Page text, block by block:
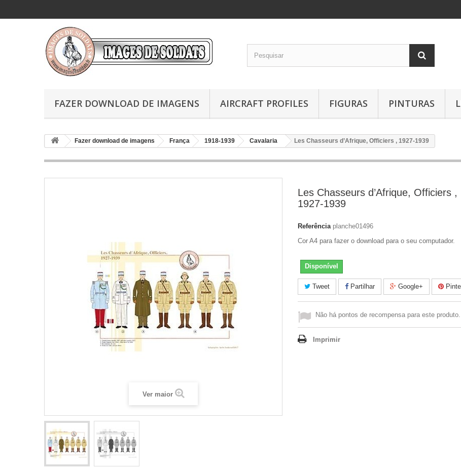
FAZER DOWNLOAD DE IMAGENS AIRCRAFT PROFILES FIGURAS PINTURAS
Fazer download de imagens França 1918-1939 Cavalaria Les Chasseurs d’Afrique, Officiers , 1927-1939
Ver maior
Les Chasseurs d’Afrique, Officiers ,
1927-1939
Referência planche01496
Cor A4 para fazer o download para o seu computador.
Disponível
Tweet Partilhar Google+
Não há pontos de recompensa para este produto.
Imprimir